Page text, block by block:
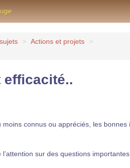
> Actions et projets
>
efficacité..
connus ou appréciés, les bonnes
sur des questions importantes